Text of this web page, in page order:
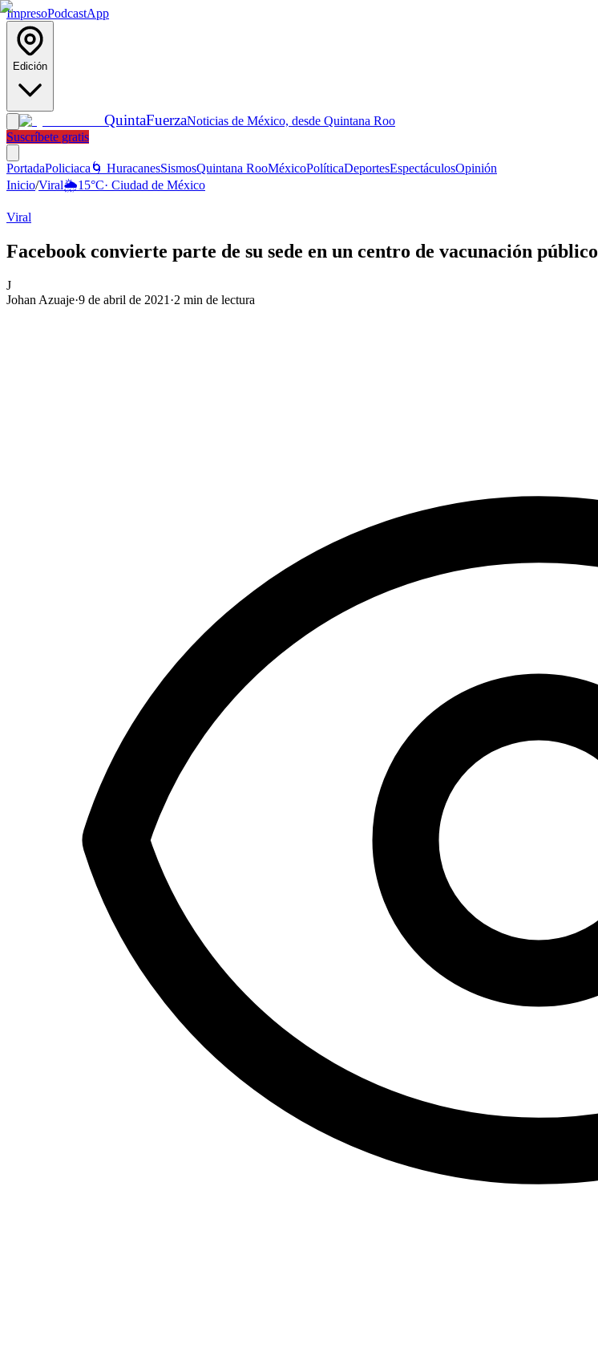
ImpresoPodcastApp
Edición
QuintaFuerzaNoticias de México, desde Quintana Roo
Suscríbete gratis
PortadaPoliciaca 🌀 HuracanesSismosQuintana RooMéxicoPolíticaDeportesEspectáculosOpinión
Inicio/Viral🌦️15°C· Ciudad de México
Viral
Facebook convierte parte de su sede en un centro de vacunación público
J
Johan Azuaje·9 de abril de 2021 ·2 min de lectura